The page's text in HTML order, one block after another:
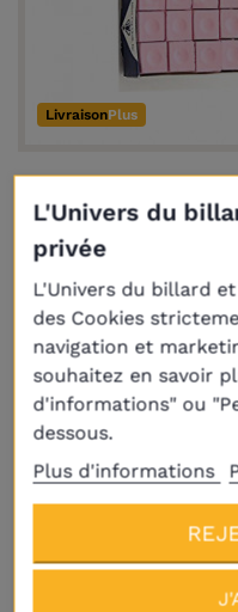
LivraisonPlus
L'Univers du
privée
L'Univers du billard
des Cookies
navigation et
souhaitez en savoir
d'informations" ou
dessous.
Plus d'informations